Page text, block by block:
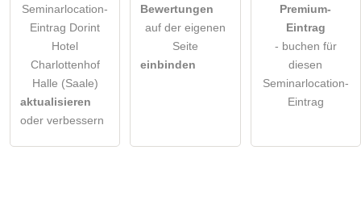
Seminarlocation-
Eintrag Dorint
Hotel
Charlottenhof
Halle (Saale)
aktualisieren
oder verbessern
Bewertungen
auf der eigenen
Seite
einbinden
Premium-
Eintrag
- buchen für
diesen
Seminarlocation-
Eintrag